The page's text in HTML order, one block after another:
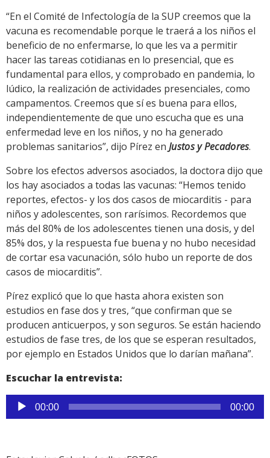
“En el Comité de Infectología de la SUP creemos que la
vacuna es recomendable porque le traerá a los niños el
beneficio de no enfermarse, lo que les va a permitir
hacer las tareas cotidianas en lo presencial, que es
fundamental para ellos, y comprobado en pandemia, lo
lúdico, la realización de actividades presenciales, como
campamentos. Creemos que sí es buena para ellos,
independientemente de que uno escucha que es una
enfermedad leve en los niños, y no ha generado
problemas sanitarios”, dijo Pírez en Justos y Pecadores.
Sobre los efectos adversos asociados, la doctora dijo que
los hay asociados a todas las vacunas: “Hemos tenido
reportes, efectos- y los dos casos de miocarditis - para
niños y adolescentes, son rarísimos. Recordemos que
más del 80% de los adolescentes tienen una dosis, y del
85% dos, y la respuesta fue buena y no hubo necesidad
de cortar esa vacunación, sólo hubo un reporte de dos
casos de miocarditis”.
Pírez explicó que lo que hasta ahora existen son
estudios en fase dos y tres, “que confirman que se
producen anticuerpos, y son seguros. Se están haciendo
estudios de fase tres, de los que se esperan resultados,
por ejemplo en Estados Unidos que lo darían mañana”.
Escuchar la entrevista:
Reproductor
de
00:00 00:00